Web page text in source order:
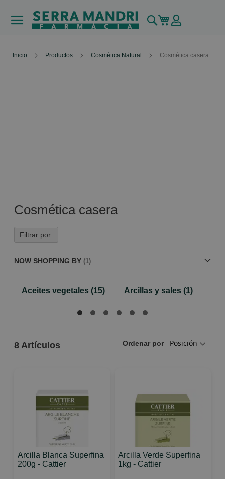
Buscar
Mi carrito
Inicio Productos Cosmética Natural Cosmética casera
Cosmética casera
Filtrar por:
NOW SHOPPING BY
Aceites vegetales (15) Arcillas y sales (1)
8Artículos Ordenar por
Arcilla Blanca Superfina
200g - Cattier
Arcilla Verde Superfina
1kg - Cattier